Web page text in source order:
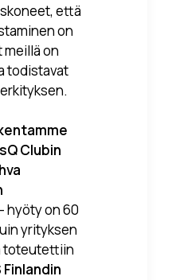
että
on
on
todistavat
Clubin
hyöty on 60
yrityksen
toteutettiin
Finlandin